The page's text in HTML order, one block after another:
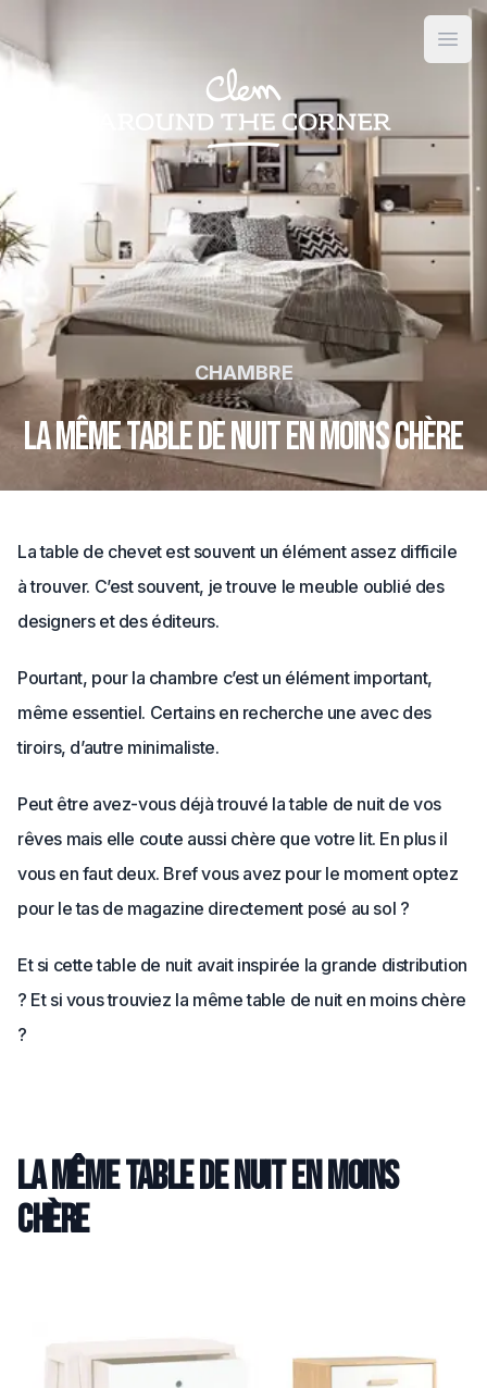
CHAMBRE
La même table de nuit en moins chère
La table de chevet est souvent un élément assez difficile
à trouver. C’est souvent, je trouve le meuble oublié des
designers et des éditeurs.
Pourtant, pour la chambre c’est un élément important,
même essentiel. Certains en recherche une avec des
tiroirs, d’autre minimaliste.
Peut être avez-vous déjà trouvé la table de nuit de vos
rêves mais elle coute aussi chère que votre lit. En plus il
vous en faut deux. Bref vous avez pour le moment optez
pour le tas de magazine directement posé au sol ?
Et si cette table de nuit avait inspirée la grande distribution
? Et si vous trouviez la même table de nuit en moins chère
?
La même table de nuit en moins
chère